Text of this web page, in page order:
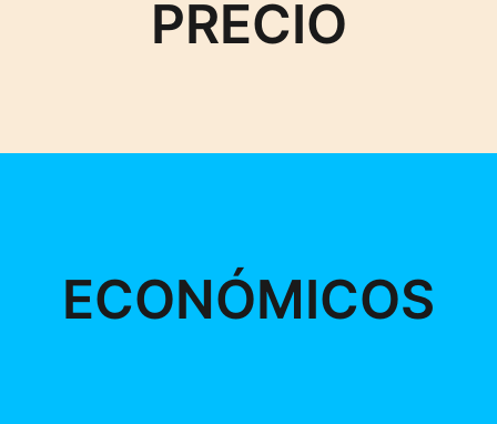
PRECIO
ECONÓMICOS